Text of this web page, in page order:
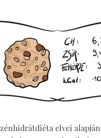
elvei